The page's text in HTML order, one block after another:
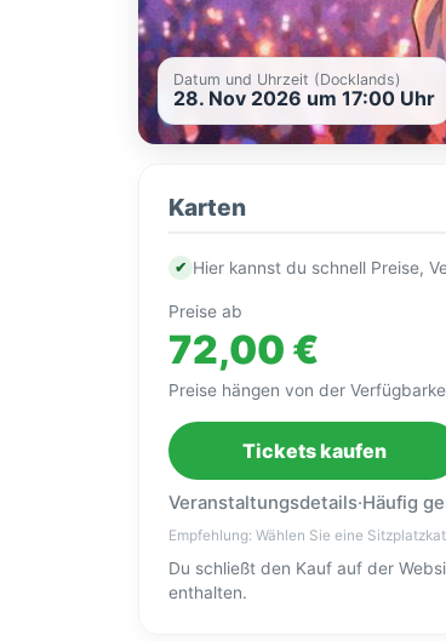
Datum und Uhrzeit (Docklands)
28. Nov 2026 um 17:00 Uhr
Karten
✔ Hier kannst du schnell Preise,
Preise ab
72,00 €
Preise hängen von der
Tickets kaufen
Veranstaltungsdetails·Häufig
Empfehlung: Wählen Sie eine
Du schließt den Kauf auf der
enthalten.